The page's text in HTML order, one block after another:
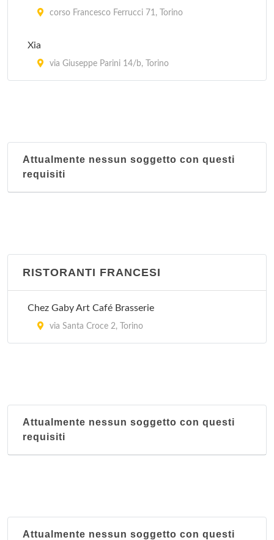
corso Francesco Ferrucci 71, Torino
Xia
via Giuseppe Parini 14/b, Torino
Attualmente nessun soggetto con questi
requisiti
RISTORANTI FRANCESI
Chez Gaby Art Café Brasserie
via Santa Croce 2, Torino
Attualmente nessun soggetto con questi
requisiti
Attualmente nessun soggetto con questi